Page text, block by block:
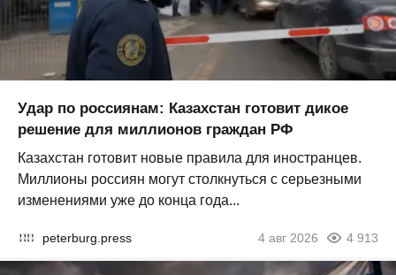
Удар по россиянам: Казахстан готовит дикое
решение для миллионов граждан РФ
Казахстан готовит новые правила для иностранцев.
Миллионы россиян могут столкнуться с серьезными
изменениями уже до конца года...
peterburg.press 4 авг 2026 4 913